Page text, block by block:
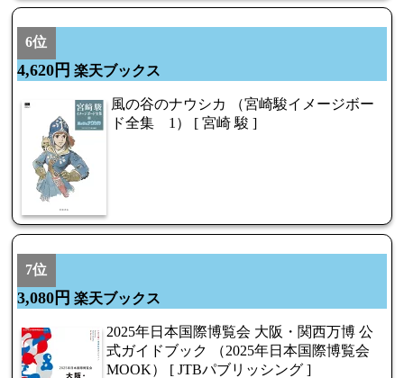
6位
4,620円 楽天ブックス
風の谷のナウシカ （宮崎駿イメージボー
ド全集 1） [ 宮崎 駿 ]
7位
3,080円 楽天ブックス
2025年日本国際博覧会 大阪・関西万博 公
式ガイドブック （2025年日本国際博覧会
MOOK） [ JTBパブリッシング ]